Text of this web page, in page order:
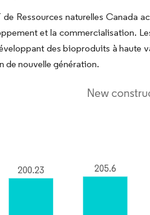
Ressources naturelles Canada
et la commercialisation.
des bioproduits à haute
de nouvelle génération.